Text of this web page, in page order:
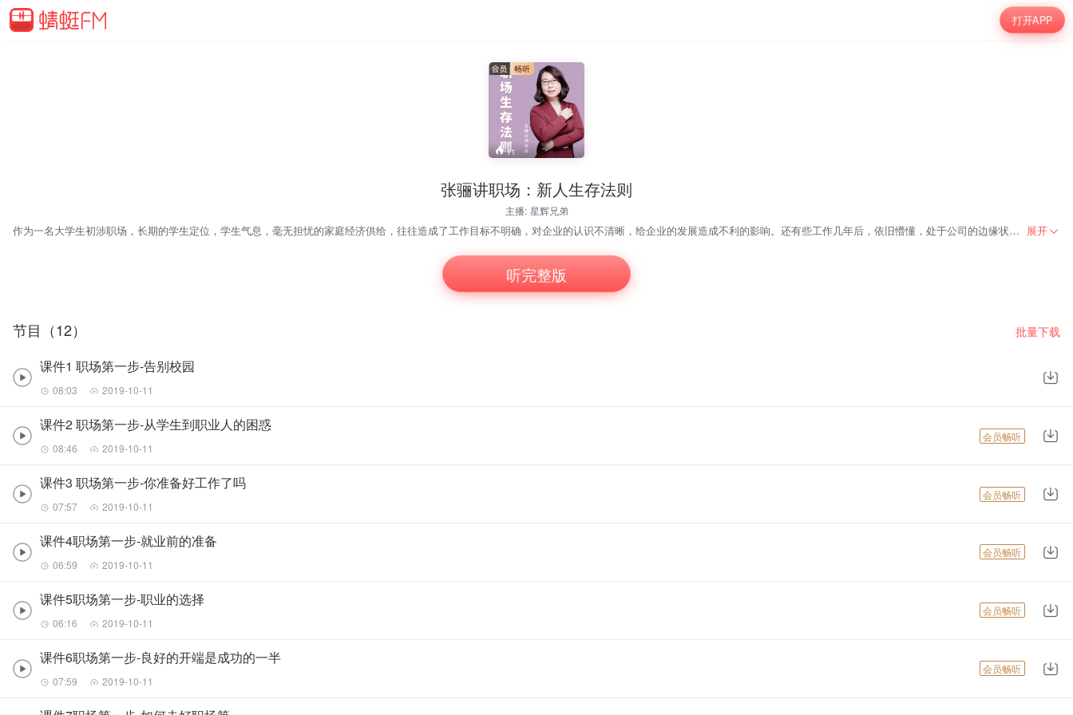
打开APP
11
张骊讲职场：新人生存法则
主播: 星辉兄弟
作为一名大学生初涉职场，长期的学生定位，学生气息，毫无担忧的家庭经济供给，往往造成了工作目标不明确，对企业的认识不清晰，给企业的发展造成不利的影响。还有些工作几年后，依旧懵懂，处于公司的边缘状态，活得浑浑噩噩。作为一个职场小白，我们应该如何突破自己的认知，成为一个更有可塑性的人 展开
听完整版
节目（12） 批量下载
课件1 职场第一步-告别校园
08:03 2019-10-11
课件2 职场第一步-从学生到职业人的困惑
08:46 2019-10-11
会员畅听
课件3 职场第一步-你准备好工作了吗
07:57 2019-10-11
会员畅听
课件4职场第一步-就业前的准备
06:59 2019-10-11
会员畅听
课件5职场第一步-职业的选择
06:16 2019-10-11
会员畅听
课件6职场第一步-良好的开端是成功的一半
07:59 2019-10-11
会员畅听